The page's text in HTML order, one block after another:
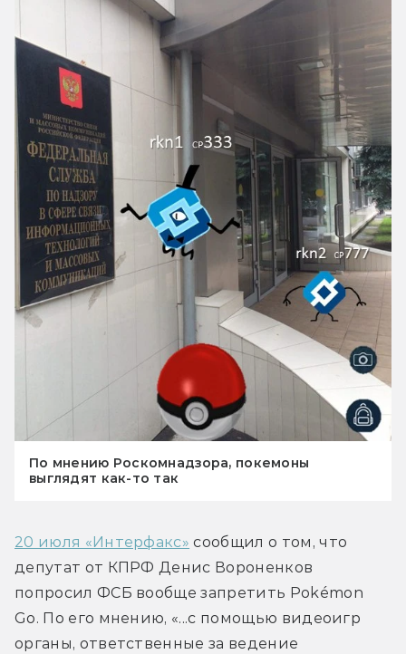
По мнению Роскомнадзора, покемоны
выглядят как-то так
20 июля «Интерфакс» сообщил о том, что
депутат от КПРФ Денис Вороненков
попросил ФСБ вообще запретить Pokémon
Go. По его мнению, «...с помощью видеоигр
органы, ответственные за ведение